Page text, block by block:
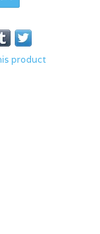
product